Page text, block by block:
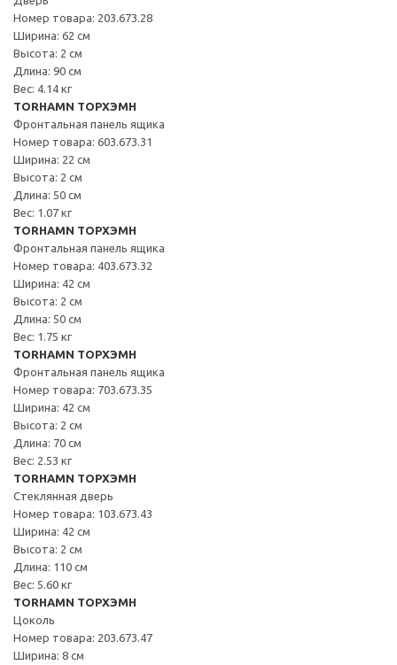
Номер товара: 203.673.28
Ширина: 62 см
Высота: 2 см
Длина: 90 см
Вес: 4.14 кг
TORHAMN ТОРХЭМН
Фронтальная панель ящика
Номер товара: 603.673.31
Ширина: 22 см
Высота: 2 см
Длина: 50 см
Вес: 1.07 кг
TORHAMN ТОРХЭМН
Фронтальная панель ящика
Номер товара: 403.673.32
Ширина: 42 см
Высота: 2 см
Длина: 50 см
Вес: 1.75 кг
TORHAMN ТОРХЭМН
Фронтальная панель ящика
Номер товара: 703.673.35
Ширина: 42 см
Высота: 2 см
Длина: 70 см
Вес: 2.53 кг
TORHAMN ТОРХЭМН
Стеклянная дверь
Номер товара: 103.673.43
Ширина: 42 см
Высота: 2 см
Длина: 110 см
Вес: 5.60 кг
TORHAMN ТОРХЭМН
Цоколь
Номер товара: 203.673.47
Ширина: 8 см